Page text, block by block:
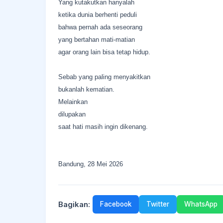
Yang kutakutkan hanyalah
ketika dunia berhenti peduli
bahwa pernah ada seseorang
yang bertahan mati-matian
agar orang lain bisa tetap hidup.
Sebab yang paling menyakitkan
bukanlah kematian.
Melainkan
dilupakan
saat hati masih ingin dikenang.
Bandung, 28 Mei 2026
Bagikan: Facebook Twitter WhatsApp